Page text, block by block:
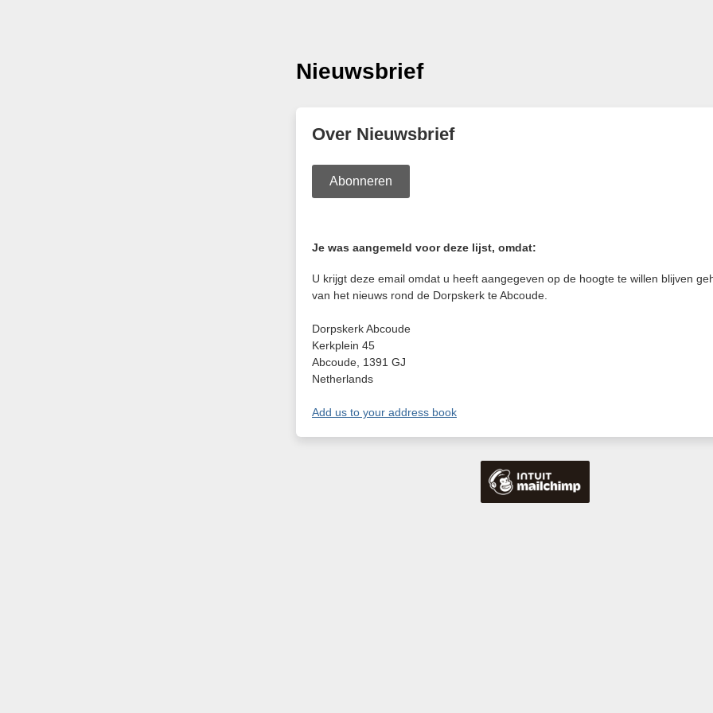
Nieuwsbrief
Over Nieuwsbrief
Abonneren
Je was aangemeld voor deze lijst, omdat:
U krijgt deze email omdat u heeft aangegeven op de hoogte te willen blijven
van het nieuws rond de Dorpskerk te Abcoude.
Dorpskerk Abcoude
Kerkplein 45
Abcoude, 1391 GJ
Netherlands
Add us to your address book